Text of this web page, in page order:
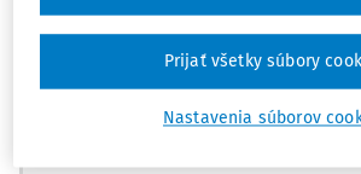
SKUTKOVÝ STAV
sa v konaní domáhal
Máte
Nastavenia súborov
Prijať všetky súbory